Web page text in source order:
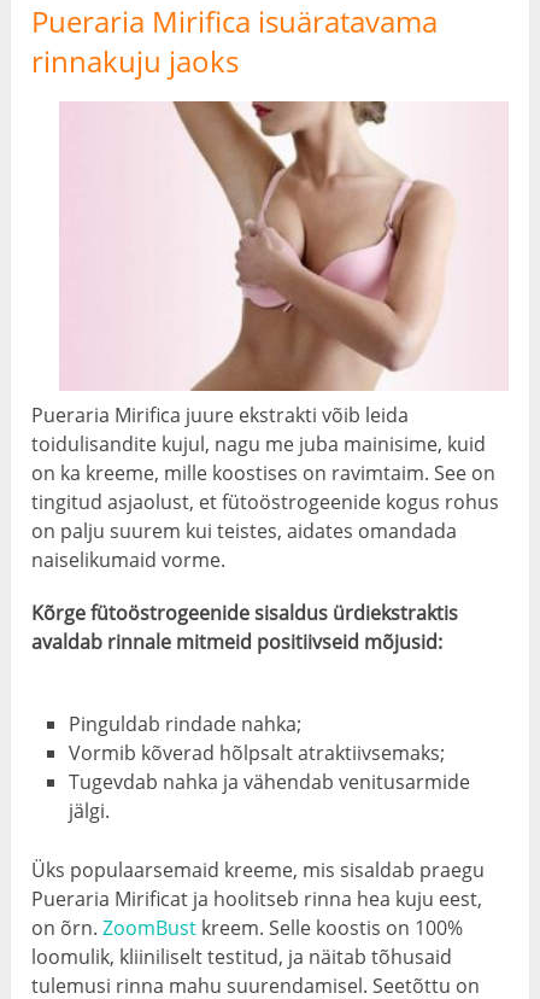
Pueraria Mirifica isuäratavama
rinnakuju jaoks
Pueraria Mirifica juure ekstrakti võib leida
toidulisandite kujul, nagu me juba mainisime, kuid
on ka kreeme, mille koostises on ravimtaim. See on
tingitud asjaolust, et fütoöstrogeenide kogus rohus
on palju suurem kui teistes, aidates omandada
naiselikumaid vorme.
Kõrge fütoöstrogeenide sisaldus ürdiekstraktis
avaldab rinnale mitmeid positiivseid mõjusid:
Pinguldab rindade nahka;
Vormib kõverad hõlpsalt atraktiivsemaks;
Tugevdab nahka ja vähendab venitusarmide
jälgi.
Üks populaarsemaid kreeme, mis sisaldab praegu
Pueraria Mirificat ja hoolitseb rinna hea kuju eest,
on õrn.ZoomBust kreem. Selle koostis on 100%
loomulik, kliiniliselt testitud, ja näitab tõhusaid
tulemusi rinna mahu suurendamisel. Seetõttu on